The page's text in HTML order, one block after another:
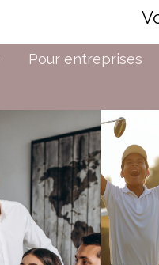
Pour entreprises